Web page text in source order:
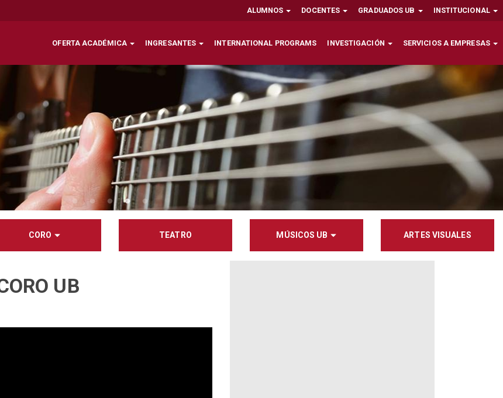
ALUMNOS DOCENTES GRADUADOS UB INSTITUCIONAL
OFERTA ACADÉMICA INGRESANTES INTERNATIONAL PROGRAMS INVESTIGACIÓN SERVICIOS A EMPRESAS
CORO TEATRO MÚSICOS UB ARTES VISUALES
UB